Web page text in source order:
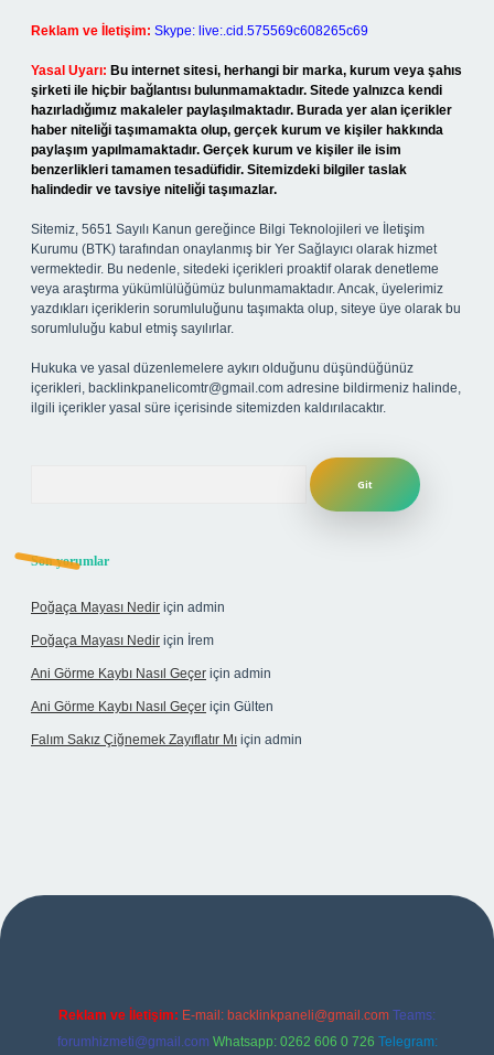
Reklam ve İletişim: Skype: live:.cid.575569c608265c69
Yasal Uyarı: Bu internet sitesi, herhangi bir marka, kurum veya şahıs
şirketi ile hiçbir bağlantısı bulunmamaktadır. Sitede yalnızca kendi
hazırladığımız makaleler paylaşılmaktadır. Burada yer alan içerikler
haber niteliği taşımamakta olup, gerçek kurum ve kişiler hakkında
paylaşım yapılmamaktadır. Gerçek kurum ve kişiler ile isim
benzerlikleri tamamen tesadüfidir. Sitemizdeki bilgiler taslak
halindedir ve tavsiye niteliği taşımazlar.
Sitemiz, 5651 Sayılı Kanun gereğince Bilgi Teknolojileri ve İletişim
Kurumu (BTK) tarafından onaylanmış bir Yer Sağlayıcı olarak hizmet
vermektedir. Bu nedenle, sitedeki içerikleri proaktif olarak denetleme
veya araştırma yükümlülüğümüz bulunmamaktadır. Ancak, üyelerimiz
yazdıkları içeriklerin sorumluluğunu taşımakta olup, siteye üye olarak bu
sorumluluğu kabul etmiş sayılırlar.
Hukuka ve yasal düzenlemelere aykırı olduğunu düşündüğünüz
içerikleri, backlinkpanelicomtr@gmail.com adresine bildirmeniz halinde,
ilgili içerikler yasal süre içerisinde sitemizden kaldırılacaktır.
Son yorumlar
Poğaça Mayası Nedir için admin
Poğaça Mayası Nedir için İrem
Ani Görme Kaybı Nasıl Geçer için admin
Ani Görme Kaybı Nasıl Geçer için Gülten
Falım Sakız Çiğnemek Zayıflatır Mı için admin
Reklam ve İletişim: E-mail: backlinkpaneli@gmail.com Teams:
forumhizmeti@gmail.com Whatsapp: 0262 606 0 726 Telegram: